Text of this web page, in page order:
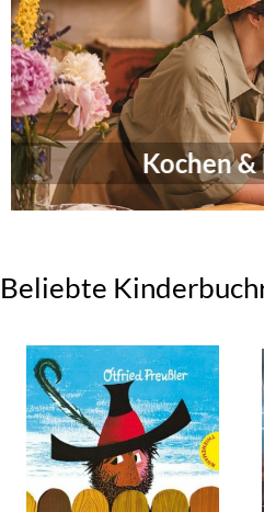
Kochen &
Beliebte